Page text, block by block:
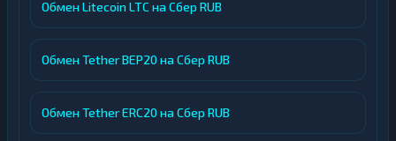
Обмен Litecoin LTC на Сбер RUB
Обмен Tether BEP20 на Сбер RUB
Обмен Tether ERC20 на Сбер RUB